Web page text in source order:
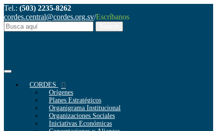
Tel.: (503) 2235-8262
cordes.central@cordes.org.sv/Escríbanos
CORDES
Orígenes
Planes Estratégicos
Organigrama Institucional
Organizaciones Sociales
Iniciativas Económicas